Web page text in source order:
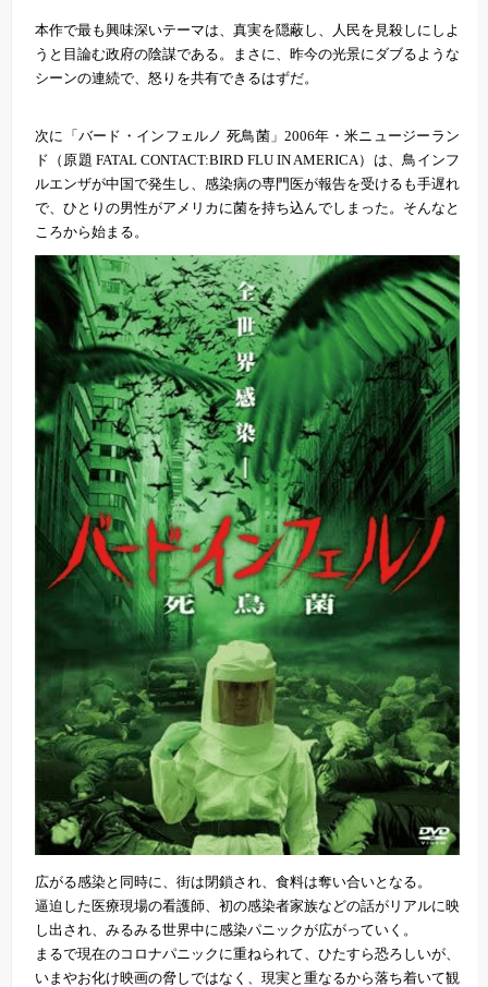
本作で最も興味深いテーマは、真実を隠蔽し、人民を見殺しにしよ
うと目論む政府の陰謀である。まさに、昨今の光景にダブるような
シーンの連続で、怒りを共有できるはずだ。
次に「バード・インフェルノ 死鳥菌」2006年・米ニュージーラン
ド（原題 FATAL CONTACT:BIRD FLU IN AMERICA）は、鳥インフ
ルエンザが中国で発生し、感染病の専門医が報告を受けるも手遅れ
で、ひとりの男性がアメリカに菌を持ち込んでしまった。そんなと
ころから始まる。
広がる感染と同時に、街は閉鎖され、食料は奪い合いとなる。
逼迫した医療現場の看護師、初の感染者家族などの話がリアルに映
し出され、みるみる世界中に感染パニックが広がっていく。
まるで現在のコロナパニックに重ねられて、ひたすら恐ろしいが、
いまやお化け映画の脅しではなく、現実と重なるから落ち着いて観